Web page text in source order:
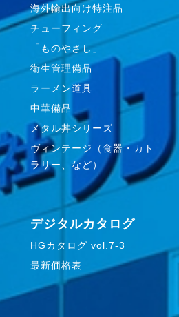
海外輸出向け特注品
チューフィング
「ものやさし」
衛生管理備品
ラーメン道具
中華備品
メタル丼シリーズ
ヴィンテージ（食器・カト
ラリー、など）
デジタルカタログ
HGカタログ vol.7-3
最新価格表